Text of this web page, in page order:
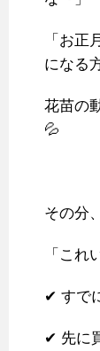
「お正
になる
花苗の
💦
その分
「これ
✔ すで
✔ 先に